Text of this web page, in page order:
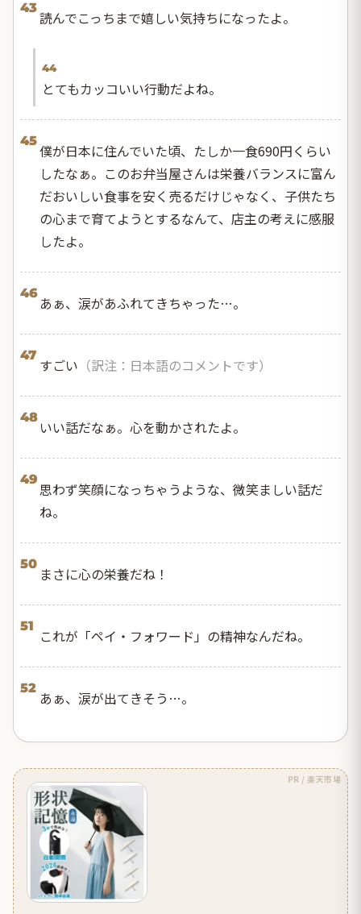
43
読んでこっちまで嬉しい気持ちになったよ。
44
とてもカッコいい行動だよね。
45
僕が日本に住んでいた頃、たしか一食690円くらい
したなぁ。このお弁当屋さんは栄養バランスに富ん
だおいしい食事を安く売るだけじゃなく、子供たち
の心まで育てようとするなんて、店主の考えに感服
したよ。
46
あぁ、涙があふれてきちゃった…。
47
すごい （訳注：日本語のコメントです）
48
いい話だなぁ。心を動かされたよ。
49
思わず笑顔になっちゃうような、微笑ましい話だ
ね。
50
まさに心の栄養だね！
51
これが「ペイ・フォワード」の精神なんだね。
52
あぁ、涙が出てきそう…。
PR / 楽天市場